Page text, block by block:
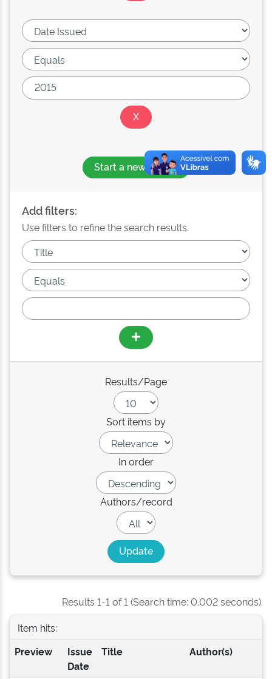
Start a new search
Add filters:
Use filters to refine the search results.
Results/Page
Sort items by
In order
Authors/record
Results 1-1 of 1 (Search time: 0.002 seconds).
Item hits:
Preview
Issue
Date
Title Author(s)